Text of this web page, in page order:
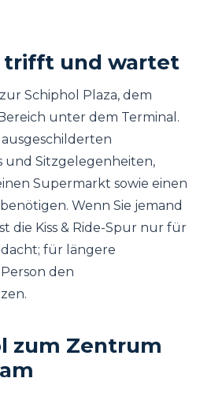
trifft und wartet
Schiphol Plaza, dem
unter dem Terminal.
und Sitzgelegenheiten,
Supermarkt sowie einen
Wenn Sie jemand
die Kiss & Ride-Spur nur für
für längere
den
zum Zentrum